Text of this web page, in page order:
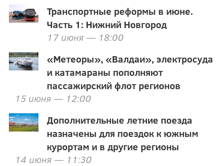
Транспортные реформы в июне.
Часть 1: Нижний Новгород
17 июня — 18:00
«Метеоры», «Валдаи», электросуда
и катамараны пополняют
пассажирский флот регионов
15 июня — 12:00
Дополнительные летние поезда
назначены для поездок к южным
курортам и в другие регионы
14 июня — 11:30